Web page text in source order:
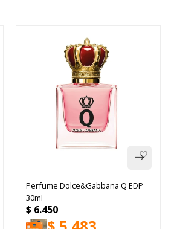
Perfume Dolce&Gabbana Q EDP
30ml
$ 6.450